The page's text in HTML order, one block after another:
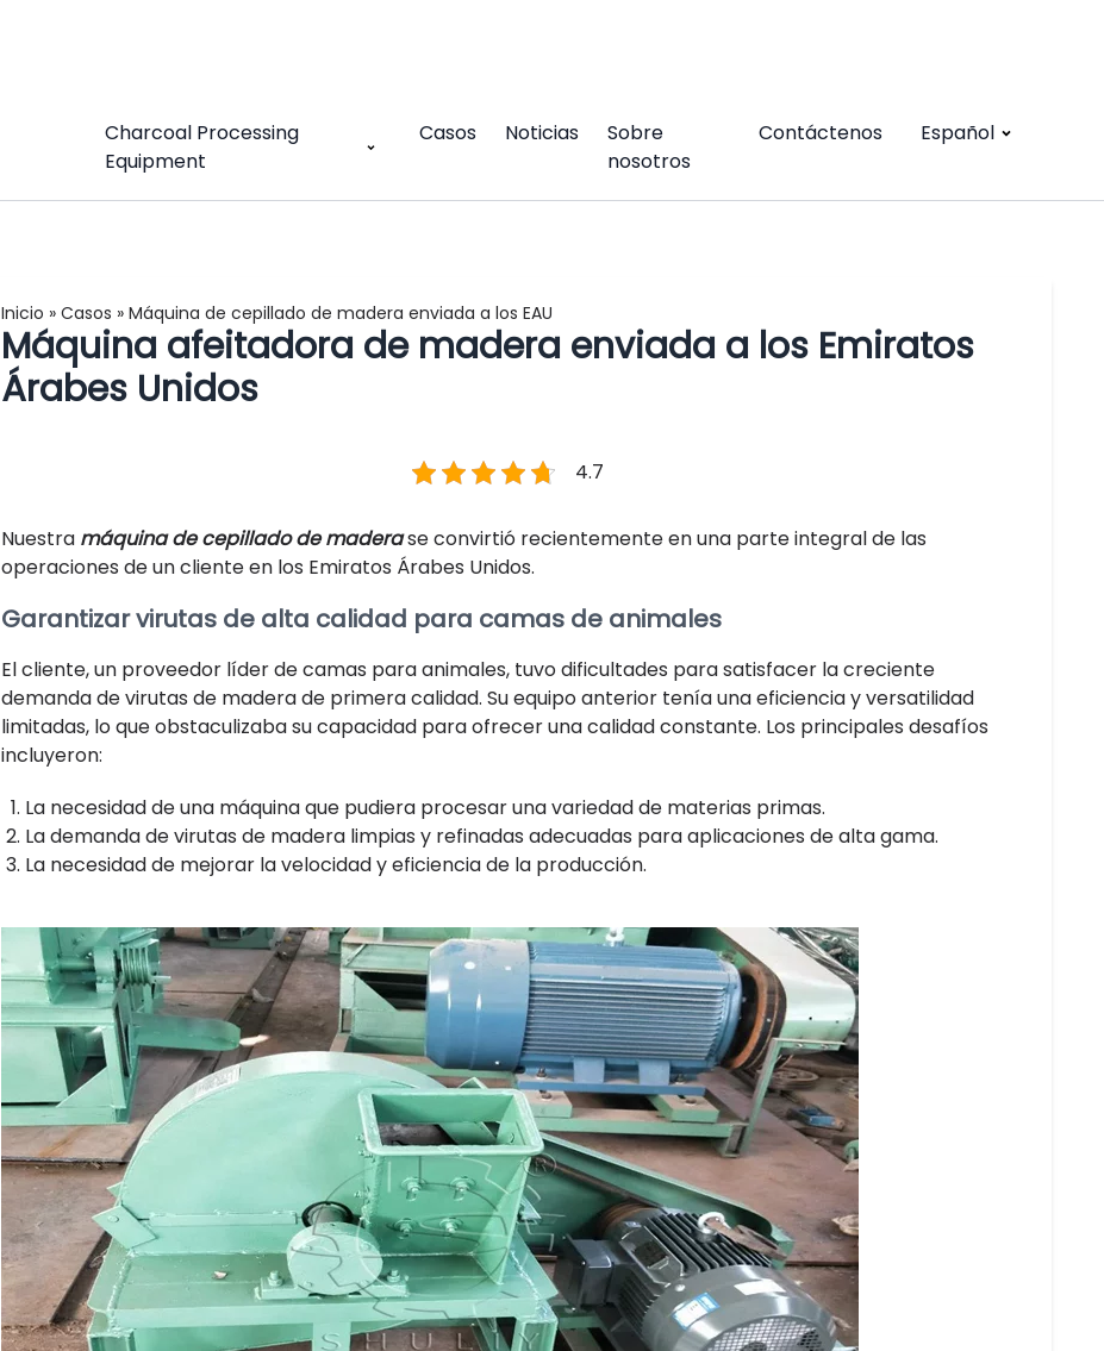
Charcoal Processing
Equipment
Casos Noticias
Sobre
nosotros
Contáctenos Español
Inicio » Casos » Máquina de cepillado de madera enviada a los EAU
Máquina afeitadora de madera enviada a los Emiratos
Árabes Unidos
4.7
Nuestra máquina de cepillado de maderase convirtió recientemente en una parte integral de las
operaciones de un cliente en los Emiratos Árabes Unidos.
Garantizar virutas de alta calidad para camas de animales
El cliente, un proveedor líder de camas para animales, tuvo dificultades para satisfacer la creciente
demanda de virutas de madera de primera calidad. Su equipo anterior tenía una eficiencia y versatilidad
limitadas, lo que obstaculizaba su capacidad para ofrecer una calidad constante. Los principales desafíos
incluyeron:
La necesidad de una máquina que pudiera procesar una variedad de materias primas.
La demanda de virutas de madera limpias y refinadas adecuadas para aplicaciones de alta gama.
La necesidad de mejorar la velocidad y eficiencia de la producción.